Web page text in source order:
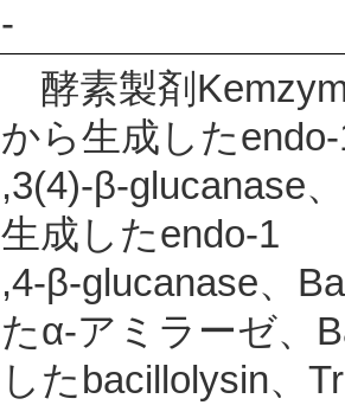
-
酵素製剤
から生成した
,3(4)-β-glucanase
生成したendo-1
,4-β-glucanase、
たα-アミラーゼ、
したbacillolysin、